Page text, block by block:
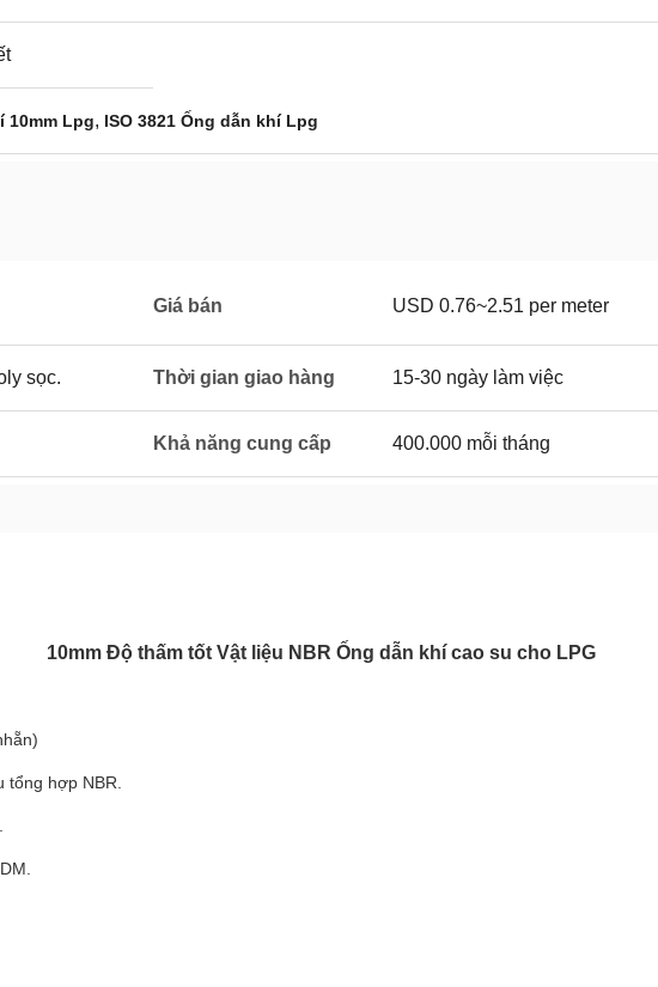
10mm Lpg, ISO 3821 Ống dẫn khí Lpg
Giá bán USD 0.76~2.51 per meter
sọc. Thời gian giao hàng 15-30 ngày làm việc
Khả năng cung cấp 400.000 mỗi tháng
10mm Độ thấm tốt Vật liệu NBR Ống dẫn khí cao su cho LPG
tổng hợp NBR.